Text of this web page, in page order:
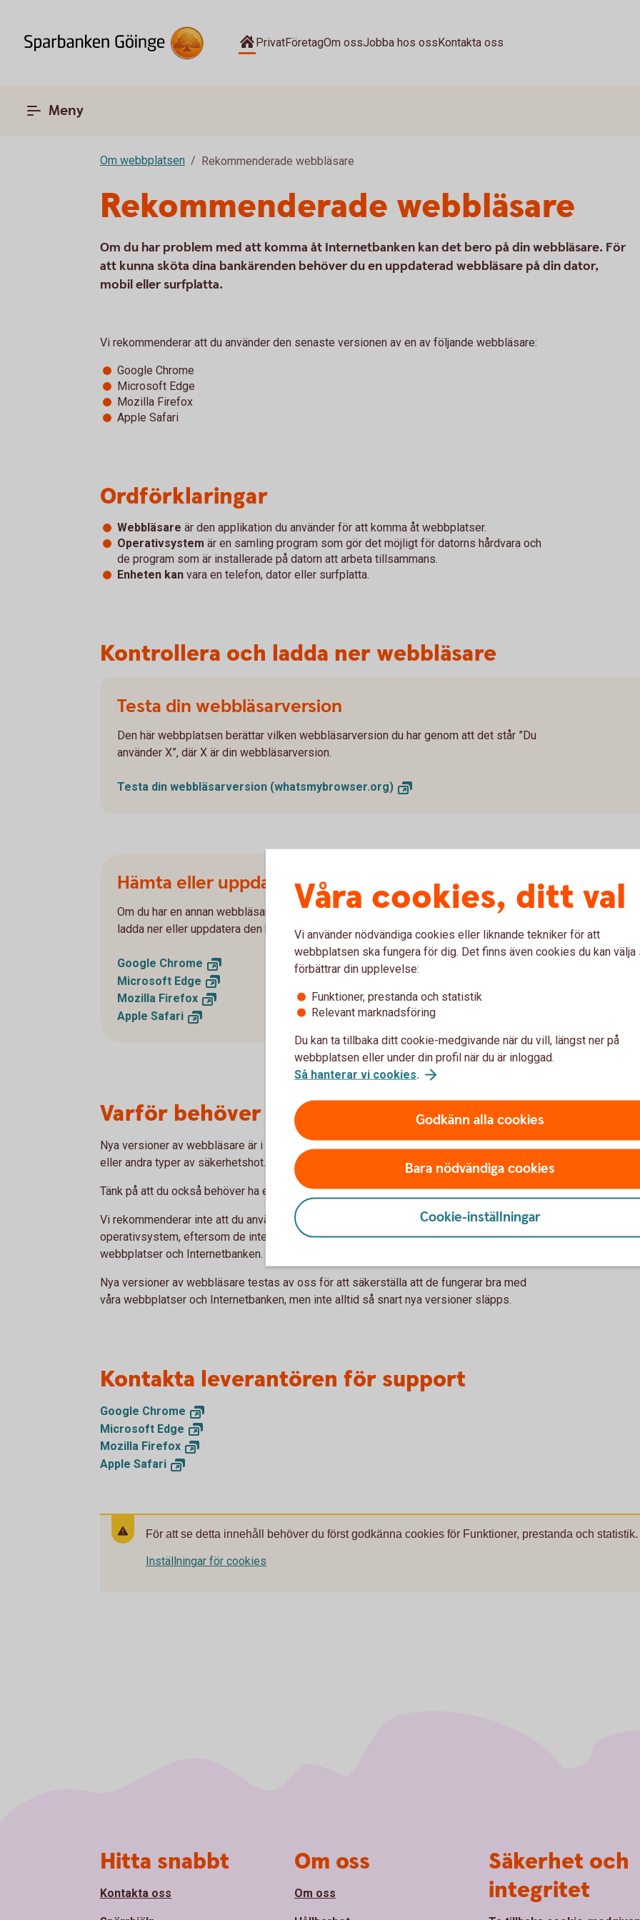
PrivatFöretagOm ossJobba hos ossKontakta oss
Meny
Om webbplatsen Rekommenderade webbläsare
Rekommenderade webbläsare
Om du har problem med att komma åt Internetbanken kan det bero på din webbläsare. För
att kunna sköta dina bankärenden behöver du en uppdaterad webbläsare på din dator,
mobil eller surfplatta.
Vi rekommenderar att du använder den senaste versionen av en av följande webbläsare:
Google Chrome
Microsoft Edge
Mozilla Firefox
Apple Safari
Ordförklaringar
Webbläsare är den applikation du använder för att komma åt webbplatser.
Operativsystem är en samling program som gör det möjligt för datorns hårdvara och
de program som är installerade på datorn att arbeta tillsammans.
Enheten kan vara en telefon, dator eller surfplatta.
Kontrollera och ladda ner webbläsare
Testa din webbläsarversion
Den här webbplatsen berättar vilken webbläsarversion du har genom att det står ”Du
använder X”, där X är din webbläsarversion.
Testa din webbläsarversion (whatsmybrowser.org)
Hämta eller uppdatera webbläsare från leverantörerna
Om du har en annan webbläsare eller en äldre version än den vi rekommenderar kan du
ladda ner eller uppdatera den här.
Google Chrome
Microsoft Edge
Mozilla Firefox
Apple Safari
Varför behöver jag en uppdaterad webbläsare?
Nya versioner av webbläsare är i allmänhet de säkraste och minskar risken för intrång
eller andra typer av säkerhetshot.
Tänk på att du också behöver ha ett uppdaterat operativsystem.
Vi rekommenderar inte att du använder äldre versioner av webbläsare och
operativsystem, eftersom de inte alltid stödjer funktionaliteten och säkerheten på våra
webbplatser och Internetbanken. Ibland slutar vi stödja äldre, föråldrade versioner.
Nya versioner av webbläsare testas av oss för att säkerställa att de fungerar bra med
våra webbplatser och Internetbanken, men inte alltid så snart nya versioner släpps.
Kontakta leverantören för support
Google Chrome
Microsoft Edge
Mozilla Firefox
Apple Safari
För att se detta innehåll behöver du först godkänna cookies för Funktioner, prestanda och statistik.
Inställningar för cookies
Våra cookies, ditt val
Vi använder nödvändiga cookies eller liknande tekniker för att
webbplatsen ska fungera för dig. Det finns även cookies du kan välja
förbättrar din upplevelse:
Funktioner, prestanda och statistik
Relevant marknadsföring
Du kan ta tillbaka ditt cookie-medgivande när du vill, längst ner på
webbplatsen eller under din profil när du är inloggad.
Så hanterar vi cookies.
Godkänn alla cookies
Bara nödvändiga cookies
Cookie-inställningar
Hitta snabbt
Kontakta oss
Om oss
Om oss
Säkerhet och
integritet